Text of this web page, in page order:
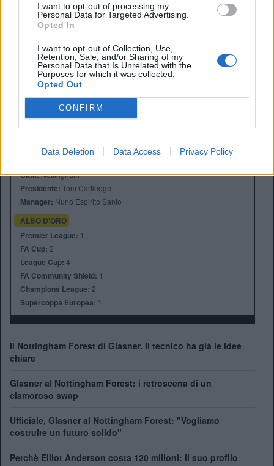
I want to opt-out of processing my
Personal Data for Targeted Advertising.
Opted In
I want to opt-out of Collection, Use,
Retention, Sale, and/or Sharing of my
Personal Data that Is Unrelated with the
Purposes for which it was collected.
Opted Out
CONFIRM
Data Deletion Data Access Privacy Policy
Anno di Fondazione: 1865
Città:Nottingham
Presidente: Tom Cartledge
Manager: Nuno Espirito Santo
ALBO D'ORO
Premier League: 1
FA Cup: 2
League Cup: 4
FA Community Shield: 1
Champions League: 2
Supercoppa Europea: 1
Il Nottingham Forest di Glasner. Il tecnico ha già le idee
chiare
Glasner al Nottingham Forest: i retroscena di un
clamoroso swap
Ufficiale, Glasner al Nottingham Forest: "Vogliamo
costruire un futuro solido"
Perchè Elliot Anderson costa 120 milioni: il suo profilo